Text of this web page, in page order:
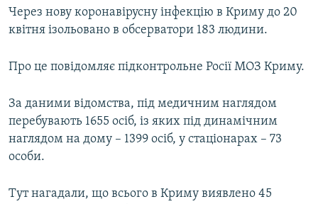
Через нову коронавірусну інфекцію в Криму до 20
квітня ізольовано в обсерватори 183 людини.
Про це повідомляє підконтрольне Росії МОЗ Криму.
За даними відомства, під медичним наглядом
перебувають 1655 осіб, із яких під динамічним
наглядом на дому – 1399 осіб, у стаціонарах – 73
особи.
Тут нагадали, що всього в Криму виявлено 45